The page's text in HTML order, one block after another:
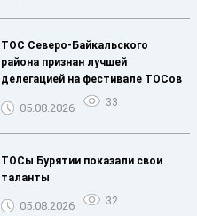
ТОС Северо-Байкальского
района признан лучшей
делегацией на фестивале ТОСов
05.08.2026 33
ТОСы Бурятии показали свои
таланты
05.08.2026 32